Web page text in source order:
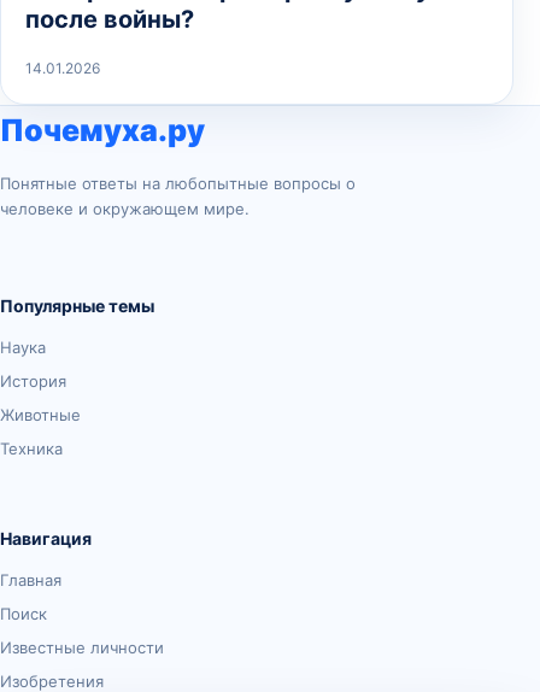
после войны?
14.01.2026
Почемуха.ру
Понятные ответы на любопытные вопросы о
человеке и окружающем мире.
Популярные темы
Наука
История
Животные
Техника
Навигация
Главная
Поиск
Известные личности
Изобретения